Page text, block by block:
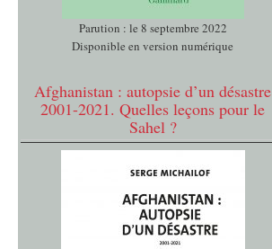
Parution : le 8 septembre 2022
Disponible en version numérique
Afghanistan : autopsie d’un désastre
2001-2021. Quelles leçons pour le
Sahel ?